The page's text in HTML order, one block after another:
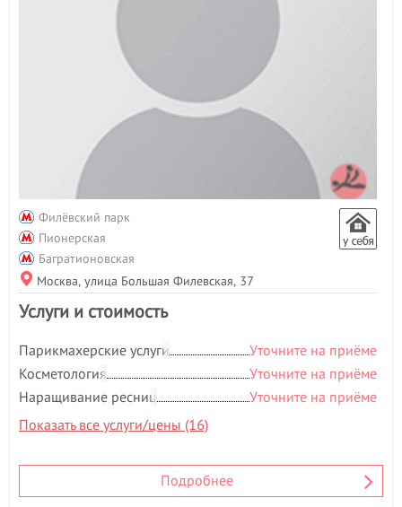
Филёвский парк
Пионерская
Багратионовская
Москва, улица Большая Филевская, 37
Услуги и стоимость
Парикмахерские услуги
Уточните на приёме
Косметология
Уточните на приёме
Наращивание ресниц
Уточните на приёме
Показать все услуги/цены (16)
Подробнее